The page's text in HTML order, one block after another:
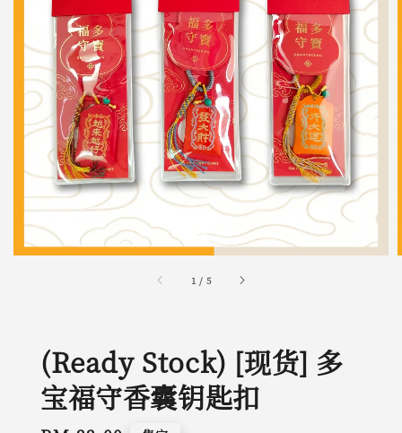
1 / 5
(Ready Stock) [现货] 多
宝福守香囊钥匙扣